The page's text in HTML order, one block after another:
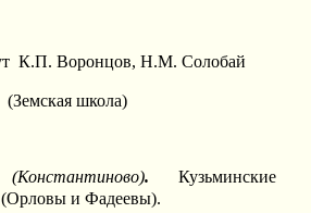
К.П. Воронцов, Н.М. Солобай
(Земская школа)
(Константиново). Кузьминские
и Фадеевы).